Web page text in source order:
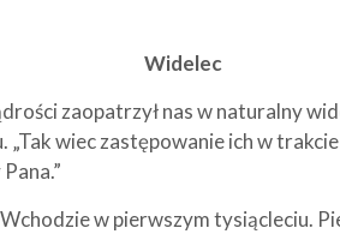
Widelec
zaopatrzył nas w naturalny
wiec zastępowanie ich w
w pierwszym tysiącleciu.